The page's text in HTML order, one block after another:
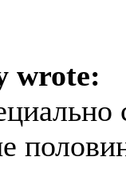
wrote: